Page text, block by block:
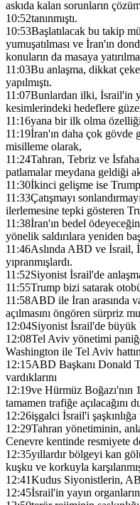
askıda kalan sorunların
10:52tanınmıştı.
10:53Başlatılacak bu takip
yumuşatılması ve İran'ın
konuların da masaya
11:03Bu anlaşma, dikkat
yapılmıştı.
11:07Bunlardan ilki, İsrail'in
kesimlerindeki hedeflere
11:16yana bir ilk olma özelliği
11:19İran'ın daha çok gövde
misilleme olarak,
11:24Tahran, Tebriz ve
patlamalar meydana geldiği
11:30İkinci gelişme ise
11:33Çatışmayı
ilerlemesine tepki gösteren
11:38İran'ın bedel
yönelik saldırılara yeniden
11:46Aslında ABD ve İsrail,
yıpranmışlardı.
11:52Siyonist İsrail'de
11:55Trump bizi satarak
11:58ABD ile İran arasında
açılmasını öngören sürpriz
12:04Siyonist İsrail'de büyük
12:08Tel Aviv yönetimi
Washington ile Tel Aviv
12:15ABD Başkanı Donald
vardıklarını
12:19ve Hürmüz
tamamen trafiğe açılacağını
12:26işgalci İsrail'i şaşkınlığa
12:29Tahran yönetiminin,
Cenevre kentinde resmiyete
12:35yıllardır bölgeyi kan
kuşku ve korkuyla
12:41Kudus Siyonistlerin,
12:45İsrail'in yayın